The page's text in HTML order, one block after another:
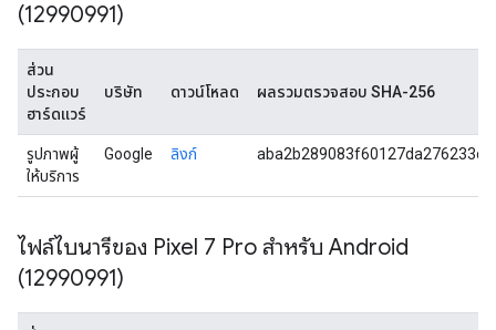
(12990991)
ส่วน
ประกอบ
ฮาร์ดแวร์
บริษัท ดาวน์โหลด ผลรวมตรวจสอบ SHA-256
รูปภาพผู้
ให้บริการ
Google ลิงก์
ไฟล์ไบนารีของ Pixel 7 Pro สำหรับ Android
(12990991)